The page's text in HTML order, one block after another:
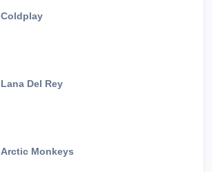
Coldplay
Lana Del Rey
Arctic Monkeys